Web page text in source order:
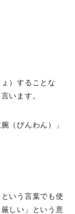
）することな
います。
（びんわん）」
いう言葉でも使
しい」という意